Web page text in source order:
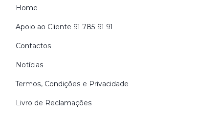
Home
Apoio ao Cliente 91 785 91 91
Contactos
Notícias
Termos, Condições e Privacidade
Livro de Reclamações